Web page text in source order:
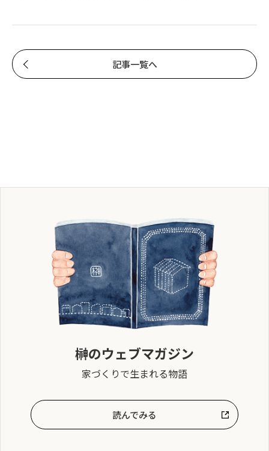
記事一覧へ
榊のウェブマガジン
家づくりで生まれる物語
読んでみる